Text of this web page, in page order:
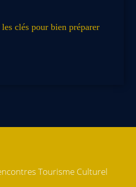
clés pour bien préparer
Tourisme Culturel